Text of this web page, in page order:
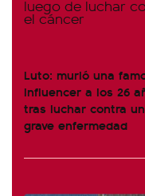
Luto: murió una
influencer a los 26
tras luchar contra
grave enfermedad